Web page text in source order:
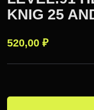
KNIG 25
520,00 ₽